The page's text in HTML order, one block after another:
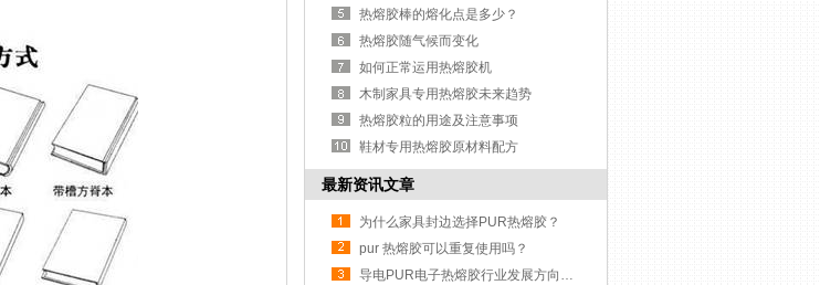
热熔胶棒的熔化点是多少？
热熔胶随气候而变化
如何正常运用热熔胶机
木制家具专用热熔胶未来趋势
热熔胶粒的用途及注意事项
鞋材专用热熔胶原材料配方
最新资讯文章
为什么家具封边选择PUR热熔胶？
pur 热熔胶可以重复使用吗？
导电PUR电子热熔胶行业发展方向与挑战